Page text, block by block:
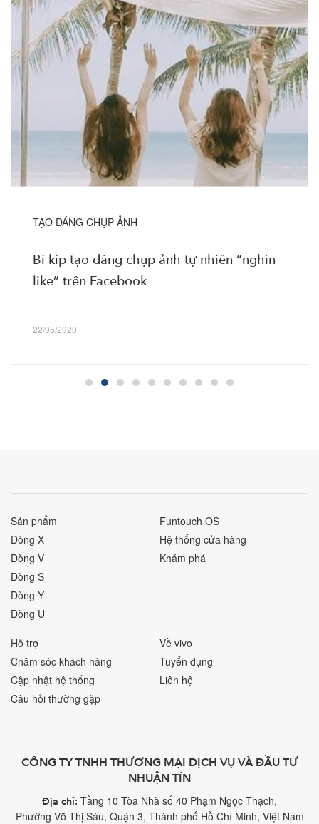
TẠO DÁNG CHỤP ẢNH
Bí kíp tạo dáng chụp ảnh tự nhiên “nghìn
like” trên Facebook
22/05/2020
Sản phẩm
Dòng X
Dòng V
Dòng S
Dòng Y
Dòng U
Funtouch OS
Hệ thống cửa hàng
Khám phá
Hỗ trợ
Chăm sóc khách hàng
Cập nhật hệ thống
Câu hỏi thường gặp
Về vivo
Tuyển dụng
Liên hệ
CÔNG TY TNHH THƯƠNG MẠI DỊCH VỤ VÀ ĐẦU TƯ
NHUẬN TÍN
Địa chỉ: Tầng 10 Tòa Nhà số 40 Phạm Ngọc Thạch,
Phường Võ Thị Sáu, Quận 3, Thành phố Hồ Chí Minh, Việt Nam